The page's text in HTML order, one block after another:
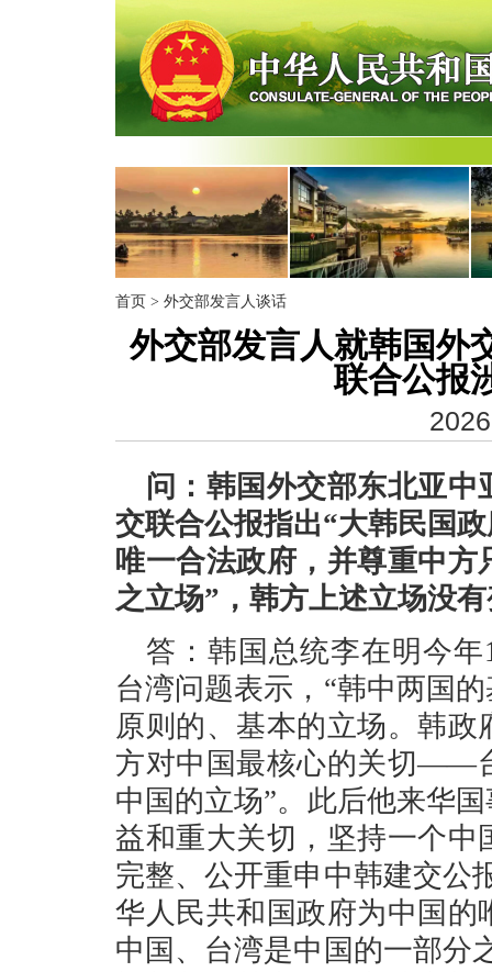
首页 > 外交部发言人谈话
外交部发言人就韩国外
联合公报
问：韩国外交部东北亚中
交联合公报指出“大韩民国
唯一合法政府，并尊重中
之立场”，韩方上述立场没
答：韩国总统李在明今
台湾问题表示，“韩中两国
原则的、基本的立场。韩
方对中国最核心的关切——
中国的立场”。此后他来华
益和重大关切，坚持一个
完整、公开重申中韩建交公
华人民共和国政府为中国
中国、台湾是中国的一部分